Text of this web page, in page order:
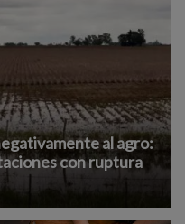
al agro:
con ruptura